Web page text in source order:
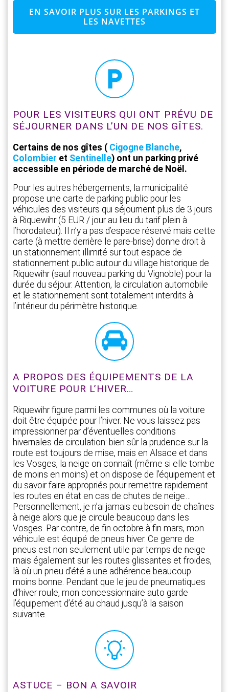
EN SAVOIR PLUS SUR LES PARKINGS ET
LES NAVETTES
POUR LES VISITEURS QUI ONT PRÉVU DE
SÉJOURNER DANS L’UN DE NOS GÎTES.
Certains de nos gîtes ( Cigogne Blanche,
Colombier et Sentinelle) ont un parking privé
accessible en période de marché de Noël.
Pour les autres hébergements, la municipalité
propose une carte de parking public pour les
véhicules des visiteurs qui séjournent plus de 3 jours
à Riquewihr (5 EUR / jour au lieu du tarif plein à
l’horodateur). Il n’y a pas d’espace réservé mais cette
carte (à mettre derrière le pare-brise) donne droit à
un stationnement illimité sur tout espace de
stationnement public autour du village historique de
Riquewihr (sauf nouveau parking du Vignoble) pour la
durée du séjour. Attention, la circulation automobile
et le stationnement sont totalement interdits à
l’intérieur du périmètre historique.
A PROPOS DES ÉQUIPEMENTS DE LA
VOITURE POUR L’HIVER…
Riquewihr figure parmi les communes où la voiture
doit être équipée pour l’hiver. Ne vous laissez pas
impressionner par d’éventuelles conditions
hivernales de circulation: bien sûr la prudence sur la
route est toujours de mise, mais en Alsace et dans
les Vosges, la neige on connaît (même si elle tombe
de moins en moins) et on dispose de l’équipement et
du savoir faire appropriés pour remettre rapidement
les routes en état en cas de chutes de neige…
Personnellement, je n’ai jamais eu besoin de chaînes
à neige alors que je circule beaucoup dans les
Vosges. Par contre, de fin octobre à fin mars, mon
véhicule est équipé de pneus hiver. Ce genre de
pneus est non seulement utile par temps de neige
mais également sur les routes glissantes et froides,
là où un pneu d’été a une adhérence beaucoup
moins bonne. Pendant que le jeu de pneumatiques
d’hiver roule, mon concessionnaire auto garde
l’équipement d’été au chaud jusqu’à la saison
suivante.
ASTUCE – BON A SAVOIR